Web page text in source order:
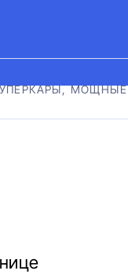
МОЩНЫЕ